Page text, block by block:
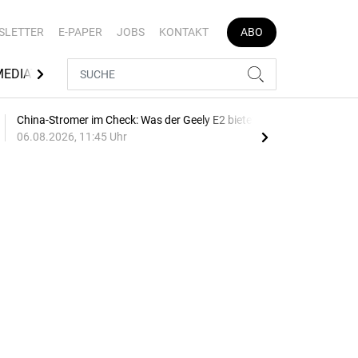
E-PAPER JOBS KONTAKT ABO
AUTOJOB
China-Stromer im Check: Was der Geely E2 bietet
06.08.2026, 11:45 Uhr